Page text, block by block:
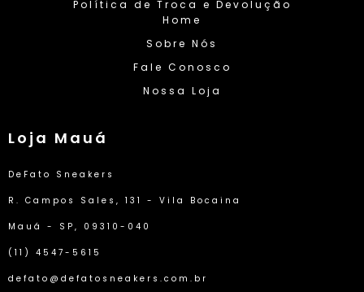
Política de Troca e Devolução
Home
Sobre Nós
Fale Conosco
Nossa Loja
Loja Mauá
DeFato Sneakers
R. Campos Sales, 131 - Vila Bocaina
Mauá - SP, 09310-040
(11) 4547-5615
defato@defatosneakers.com.br